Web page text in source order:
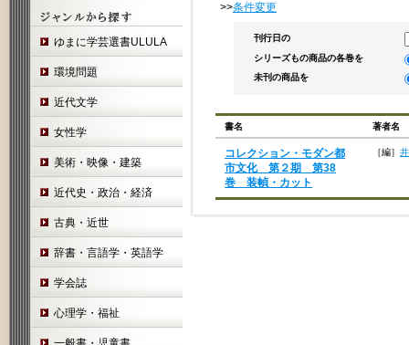
ゆまに学芸選書ULULA
環境問題
近代文学
女性学
美術・映像・建築
近代史・政治・経済
古典・近世
辞書・言語学・英語学
学会誌
心理学・福祉
>>条件変更
刊行日の
シリーズもの商品の各巻を
未刊の商品を
書名 著者名
コレクション・モダン都
市文化 第２期 第38
巻 装幀・カット
［編］